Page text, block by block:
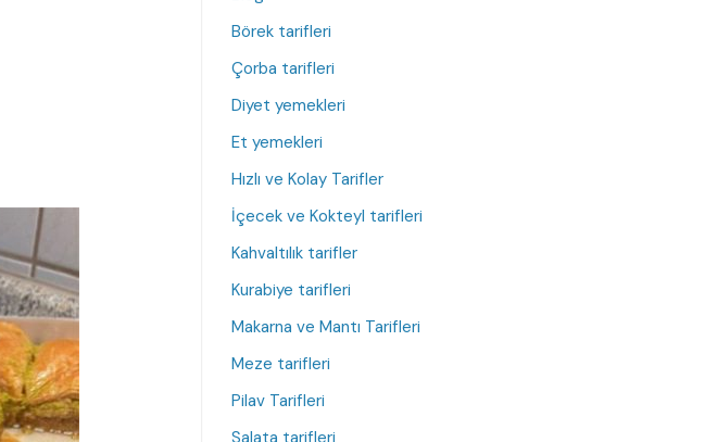
Börek tarifleri
Çorba tarifleri
Diyet yemekleri
Et yemekleri
Hızlı ve Kolay Tarifler
İçecek ve Kokteyl tarifleri
Kahvaltılık tarifler
Kurabiye tarifleri
Makarna ve Mantı Tarifleri
Meze tarifleri
Pilav Tarifleri
Salata tarifleri